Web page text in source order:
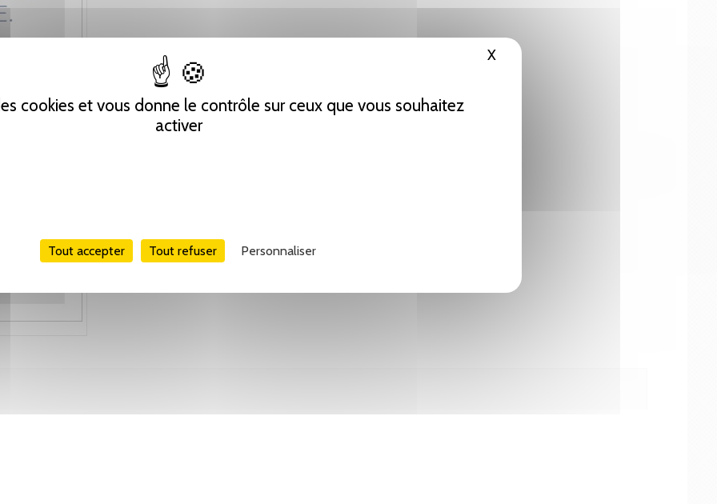
cookies et vous donne le contrôle sur ceux que vous souhaitez
activer
Tout accepter Tout refuser Personnaliser
X Masquer le bandeau des cookies